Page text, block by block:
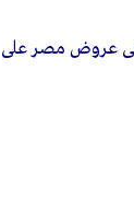
عروض مصر على